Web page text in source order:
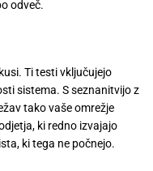
odveč.
Ti testi vključujejo
sistema. S seznanitvijo z
tako vaše omrežje
ki redno izvajajo
ki tega ne počnejo.